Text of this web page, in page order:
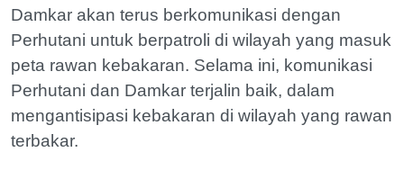
Damkar akan terus berkomunikasi dengan
Perhutani untuk berpatroli di wilayah yang masuk
peta rawan kebakaran. Selama ini, komunikasi
Perhutani dan Damkar terjalin baik, dalam
mengantisipasi kebakaran di wilayah yang rawan
terbakar.